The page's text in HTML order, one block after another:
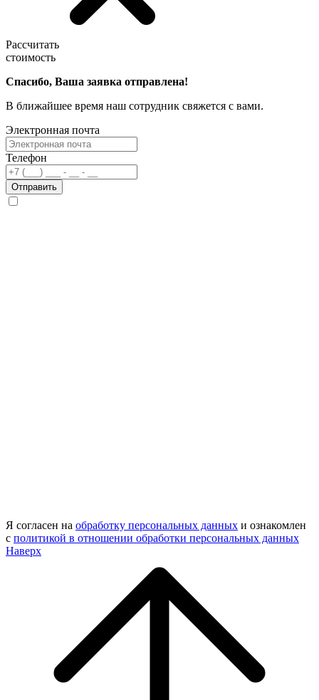
Рассчитать
стоимость
Спасибо, Ваша заявка отправлена!
В ближайшее время наш сотрудник свяжется с вами.
Электронная почта
Телефон
Отправить
Я согласен на обработку персональных данных и ознакомлен
с политикой в отношении обработки персональных данных
Наверх